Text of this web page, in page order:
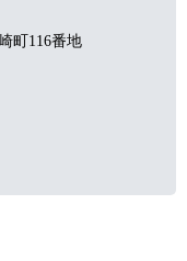
町116番地